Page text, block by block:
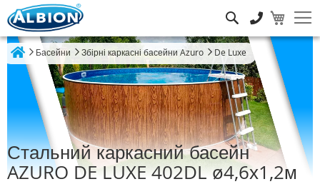
Басейни Збірні каркасні басейни Azuro De Luxe
Стальний каркасний басейн
AZURO DE LUXE 402DL ø4,6х1,2м